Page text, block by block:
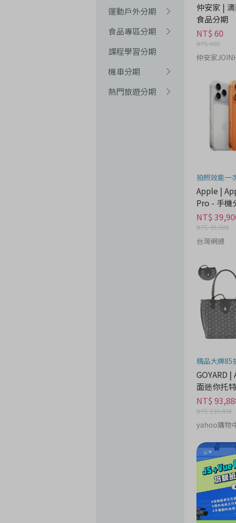
運動戶外分期
食品專區分期
課程學習分期
機車分期
熱門旅遊分期
仲安家 |
食品分期
NT$ 60
NT$ 660
仲安家
拍照效能一
Apple |
Pro - 手機
NT$
NT$ 39,900
台灣網通
精品大牌85
GOYARD
面迷你托
NT$
NT$ 110,456
yahoo購物